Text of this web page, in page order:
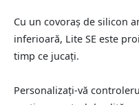
Cu un covoraș de silicon
inferioară, Lite SE este
timp ce jucați.
Personalizați-vă